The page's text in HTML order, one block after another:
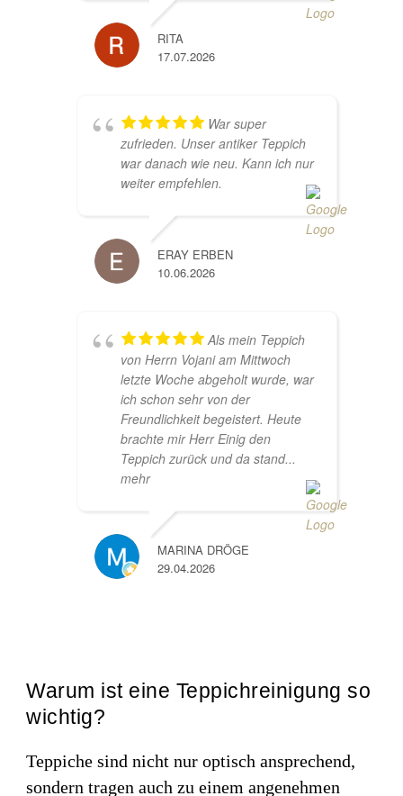
RITA
17.07.2026
War super
zufrieden. Unser antiker Teppich
war danach wie neu. Kann ich nur
weiter empfehlen.
ERAY ERBEN
10.06.2026
Als mein Teppich
von Herrn Vojani am Mittwoch
letzte Woche abgeholt wurde, war
ich schon sehr von der
Freundlichkeit begeistert. Heute
brachte mir Herr Einig den
Teppich zurück und da stand...
mehr
MARINA DRÖGE
29.04.2026
Warum ist eine Teppichreinigung so
wichtig?
Teppiche sind nicht nur optisch ansprechend,
sondern tragen auch zu einem angenehmen